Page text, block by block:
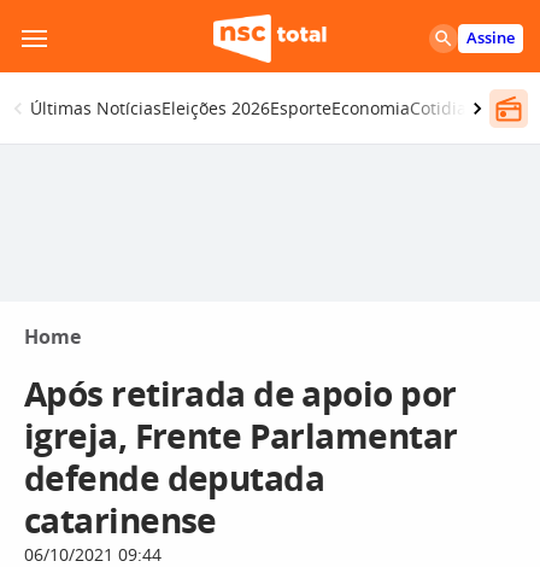
para
o
conteúdo
Assine
Últimas NotíciasEleições 2026EsporteEconomiaCotidiano
Home
Após retirada de apoio por
igreja, Frente Parlamentar
defende deputada
catarinense
06/10/2021 09:44